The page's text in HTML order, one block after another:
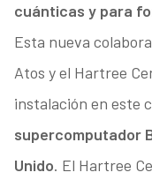
cuánticas y para
Esta nueva
Atos y el Hartree
instalación en este
supercomputador
Unido. El Hartree